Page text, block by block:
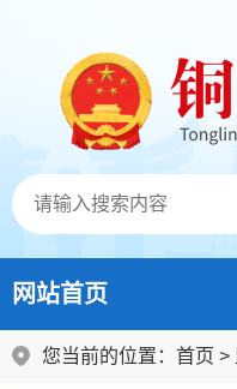
网站首页
您当前的位置： 首页 >